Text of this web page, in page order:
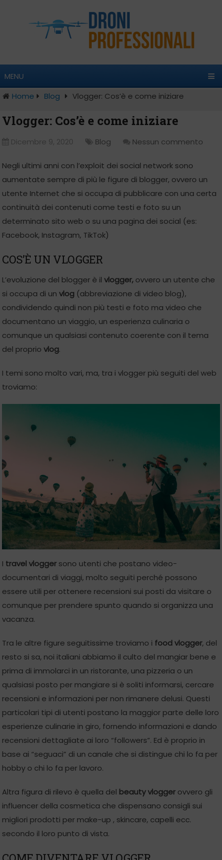
MENU
Home
Blog Vlogger: Cos’è e come iniziare
Vlogger: Cos’è e come iniziare
Dicembre 9, 2020 Blog Nessun commento
Negli ultimi anni con l’exploit dei social network sono
aumentate sempre di più le figure di blogger, ovvero un
utente Internet che si occupa di pubblicare con una certa
continuità dei contenuti come testi e foto su un
determinato sito web o su una pagina dei social (es:
Facebook, Instagram, TikTok)
COS’È UN VLOGGER
L’evoluzione del blogger è ilvlogger, ovvero un utente che
si occupa di unvlog (abbreviazione di video blog),
condividendo quindi non più testi e foto ma video che
documentano un viaggio, un esperienza culinaria o
comunque un qualsiasi contenuto coerente con il tema
del propriovlog.
I temi sono molto vari, ma, tra i vlogger più seguiti del web
troviamo:
I travel vlogger sono utenti che postano video-
documentari di viaggi, molto seguiti perché possono
essere utili per ottenere recensioni sui posti da visitare o
comunque per prendere spunto quando si organizza una
vacanza.
Tra le altre figure seguitissime troviamo i food vlogger, del
resto si sa, noi italiani abbiamo il culto del mangiar bene e
prima di immolarci in un ristorante, una pizzeria o un
qualsiasi posto per mangiare si è soliti informarsi, cercare
recensioni e informazioni per non rimanere delusi. Questi
particolari tipi di utenti postano la maggior parte delle loro
esperienze culinarie in giro, fornendo informazioni e dando
recensioni dettagliate ai loro “followers”. Ed è proprio in
base ai “seguaci” di un canale che si distingue chi lo fa per
hobby o chi lo fa per lavoro.
Altra figura di rilevo è quella del beauty vlogger ovvero gli
influencer della cosmetica che dispensano consigli sui
migliori prodotti per make-up , skincare, capelli ecc.
secondo il loro punto di vista.